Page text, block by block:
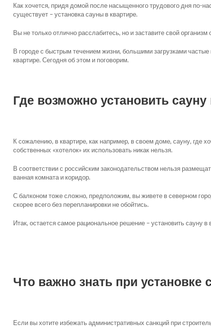
Как хочется, придя домой после насыщенного трудового дня по-
существует – установка сауны в квартире.
Вы не только отлично расслабитесь, но и заставите свой
В городе с быстрым течением жизни, большими загрузками
квартире. Сегодня об этом и поговорим.
Где возможно установить сауну
К сожалению, в квартире, как например, в своем доме, сауну, где
собственных «хотелок» их использовать никак нельзя.
В соответствии с российским законодательством нельзя
ванная комната и коридор.
С балконом тоже сложно, предположим, вы живете в северном
скорее всего без перепланировки не обойтись.
Итак, остается самое рациональное решение – установить сауну
Что важно знать при установке
Если вы хотите избежать административных санкций при